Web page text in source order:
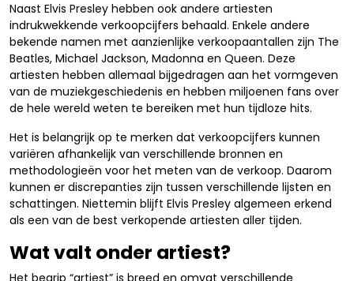
Naast Elvis Presley hebben ook andere artiesten
indrukwekkende verkoopcijfers behaald. Enkele andere
bekende namen met aanzienlijke verkoopaantallen zijn The
Beatles, Michael Jackson, Madonna en Queen. Deze
artiesten hebben allemaal bijgedragen aan het vormgeven
van de muziekgeschiedenis en hebben miljoenen fans over
de hele wereld weten te bereiken met hun tijdloze hits.
Het is belangrijk op te merken dat verkoopcijfers kunnen
variëren afhankelijk van verschillende bronnen en
methodologieën voor het meten van de verkoop. Daarom
kunnen er discrepanties zijn tussen verschillende lijsten en
schattingen. Niettemin blijft Elvis Presley algemeen erkend
als een van de best verkopende artiesten aller tijden.
Wat valt onder artiest?
Het begrip “artiest” is breed en omvat verschillende